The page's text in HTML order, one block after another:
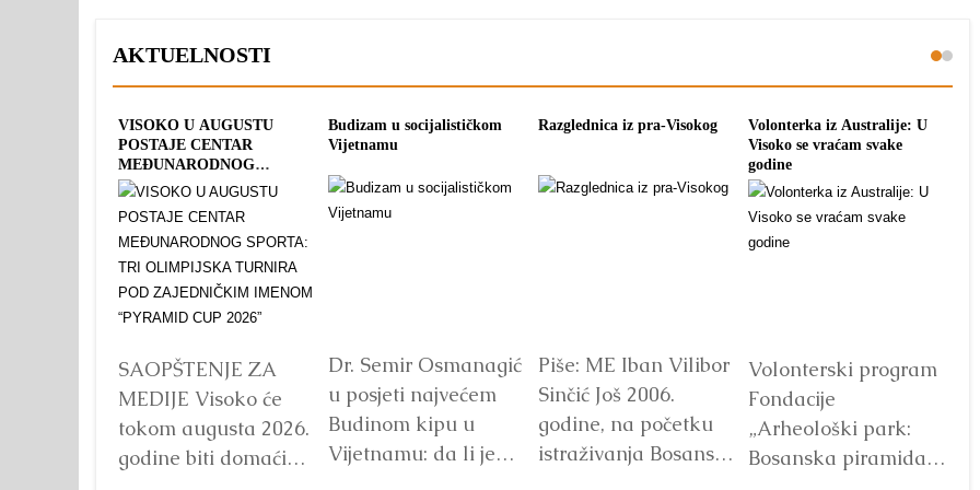
AKTUELNOSTI
VISOKO U AUGUSTU
POSTAJE CENTAR
MEĐUNARODNOG
SPORTA: TRI OLIMPIJSKA
ZAJEDNIČKIM IMENOM
“PYRAMID CUP 2026”
SAOPŠTENJE ZA
MEDIJE Visoko će
tokom augusta 2026.
godine biti domaćin
Budizam u socijalističkom
Vijetnamu
Dr. Semir Osmanagić
u posjeti najvećem
Budinom kipu u
Vijetnamu: da li je
Razglednica iz pra-Visokog
Piše: ME Iban Vilibor
Sinčić Još 2006.
godine, na početku
istraživanja Bosanske
Volonterka iz Australije: U
Visoko se vraćam svake
godine
Volonterski program
Fondacije
„Arheološki park:
Bosanska piramida